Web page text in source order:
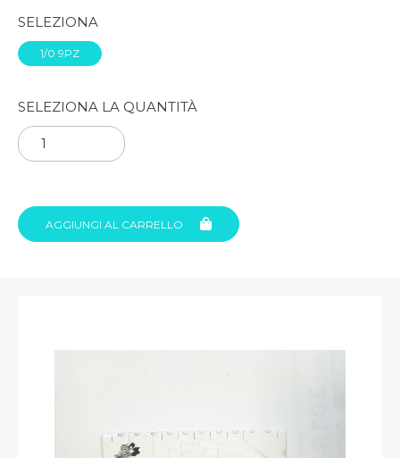
SELEZIONA
1/0 9PZ
SELEZIONA LA QUANTITÀ
AGGIUNGI AL CARRELLO